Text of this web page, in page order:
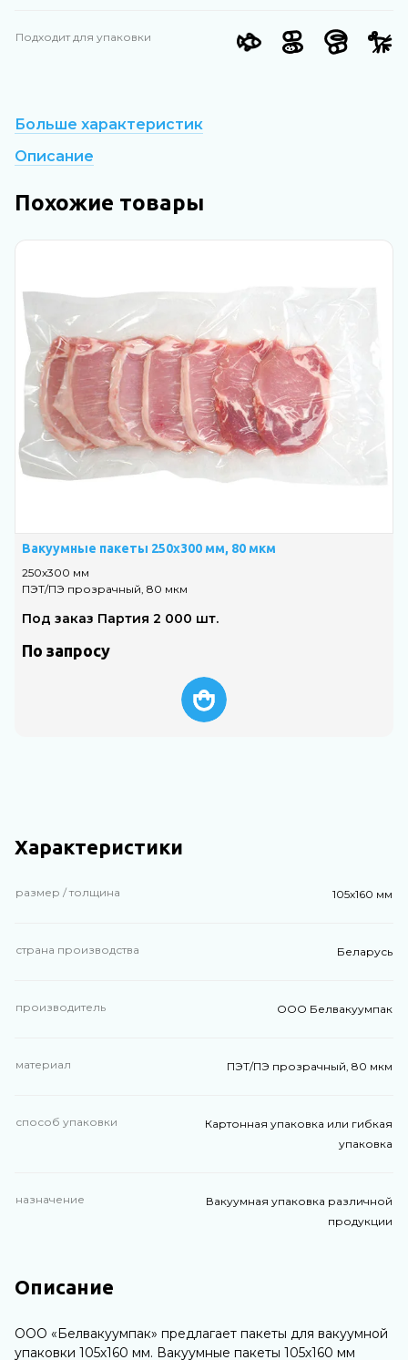
Подходит для упаковки
Больше характеристик
Описание
Похожие товары
Вакуумные пакеты 250х300 мм, 80 мкм
250х300 мм
ПЭТ/ПЭ прозрачный, 80 мкм
Под заказ Партия 2 000 шт.
По запросу
Характеристики
размер / толщина 105х160 мм
страна производства Беларусь
производитель ООО Белвакуумпак
материал ПЭТ/ПЭ прозрачный, 80 мкм
способ упаковки
Картонная упаковка или гибкая
упаковка
назначение
Вакуумная упаковка различной
продукции
Описание
ООО «Белвакуумпак» предлагает пакеты для вакуумной
упаковки 105х160 мм. Вакуумные пакеты 105х160 мм